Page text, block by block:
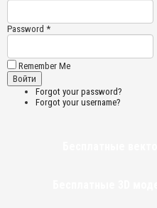
Password *
Remember Me
Forgot your password?
Forgot your username?